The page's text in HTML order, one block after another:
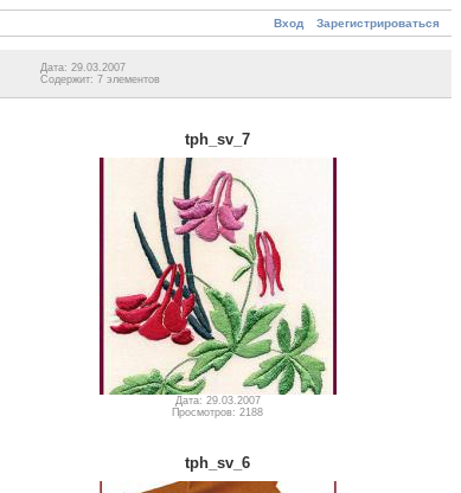
Вход Зарегистрироваться
Дата: 29.03.2007
Содержит: 7 элементов
tph_sv_7
Дата: 29.03.2007
Просмотров: 2188
tph_sv_6